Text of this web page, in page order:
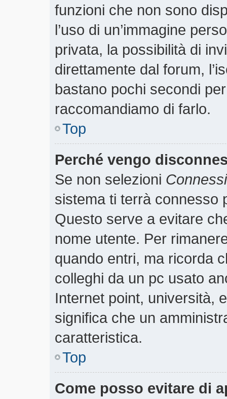
funzioni che non sono
l’uso di un’immagine
privata, la possibilità di
direttamente dal forum,
bastano pochi secondi
raccomandiamo di farlo.
Top
Perché vengo
Se non selezioni
sistema ti terrà connesso
Questo serve a evitare
nome utente. Per
quando entri, ma ricorda
colleghi da un pc usato
Internet point, università,
significa che un
caratteristica.
Top
Come posso evitare di